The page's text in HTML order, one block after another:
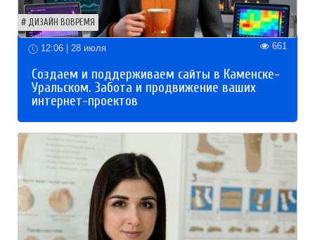
ДИЗАЙН ВОВРЕМЯ
12:06 | 28 июля 661
Создаем и поддерживаем сайты в Каменске-
Уральском. Забота и продвижение ваших
интернет-проектов